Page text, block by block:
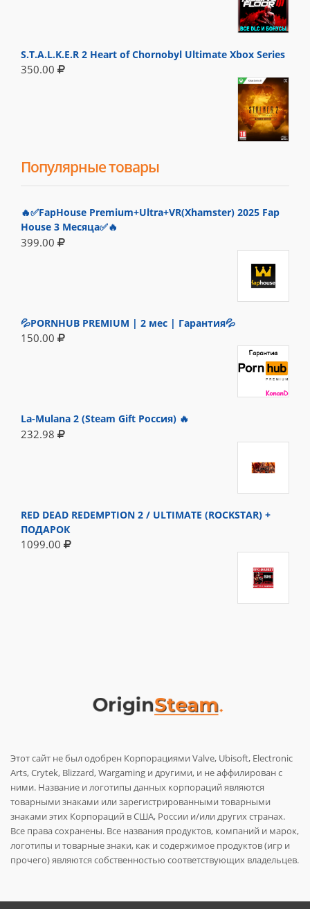
S.T.A.L.K.E.R 2 Heart of Chornobyl Ultimate Xbox Series
350.00
Популярные товары
🔥✅FapHouse Premium+Ultra+VR(Xhamster) 2025 Fap
House 3 Месяца✅🔥
399.00
💦PORNHUB PREMIUM | 2 мес | Гарантия💦
150.00
La-Mulana 2 (Steam Gift Россия) 🔥
232.98
RED DEAD REDEMPTION 2 / ULTIMATE (ROCKSTAR) +
ПОДАРОК
1099.00
Этот сайт не был одобрен Корпорациями Valve, Ubisoft, Electronic
Arts, Crytek, Blizzard, Wargaming и другими, и не аффилирован с
ними. Название и логотипы данных корпораций являются
товарными знаками или зарегистрированными товарными
знаками этих Корпораций в США, России и/или других странах.
Все права сохранены. Все названия продуктов, компаний и марок,
логотипы и товарные знаки, как и содержимое продуктов (игр и
прочего) являются собственностью соответствующих владельцев.